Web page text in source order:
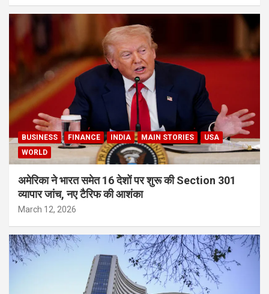
BUSINESS FINANCE INDIA MAIN STORIES
USA
WORLD
अमेरिका ने भारत समेत 16 देशों पर शुरू की Section 301
व्यापार जांच, नए टैरिफ की आशंका
March 12, 2026